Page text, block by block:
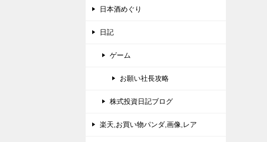
日本酒めぐり
日記
ゲーム
お願い社長攻略
株式投資日記ブログ
楽天,お買い物パンダ,画像,レア